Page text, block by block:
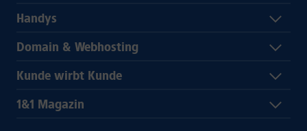
Handys
Domain & Webhosting
Kunde wirbt Kunde
1&1 Magazin